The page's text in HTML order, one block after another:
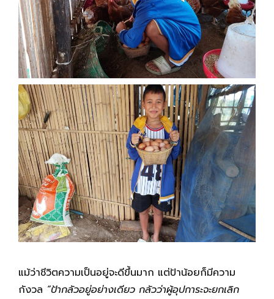
แม้ว่าชีวิตความเป็นอยู่จะดีขึ้นมาก แต่ป้าน้อยก็มีความ
กังวล “ป้ากลัวอยู่อย่างเดียว กลัวว่าผู้อุปการะจะยกเลิก